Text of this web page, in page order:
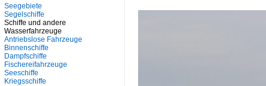
Seegebiete
Segelschiffe
Schiffe und andere
Wasserfahrzeuge
Antriebslose Fahrzeuge
Binnenschiffe
Dampfschiffe
Fischereifahrzeuge
Seeschiffe
Kriegsschiffe